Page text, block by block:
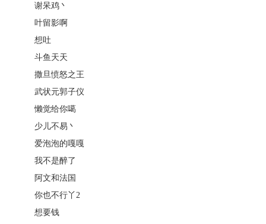
谢呆鸡丶
叶留影啊
想吐
斗鱼天天
撒旦愤怒之王
武状元郭子仪
懒觉给你噶
少儿不易丶
爱泡泡的嘎嘎
我不是醉了
阿文和法国
你也不行丫2
想要钱